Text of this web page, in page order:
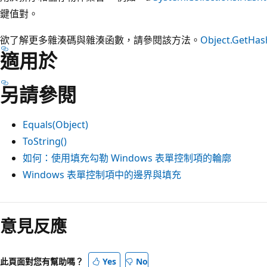
鍵值對。
欲了解更多雜湊碼與雜湊函數，請參閱該方法。
適用於
另請參閱
Equals(Object)
ToString()
如何：使用填充勾勒 Windows 表單控制項的輪廓
Windows 表單控制項中的邊界與填充
意見反應
此頁面對您有幫助嗎？ Yes No